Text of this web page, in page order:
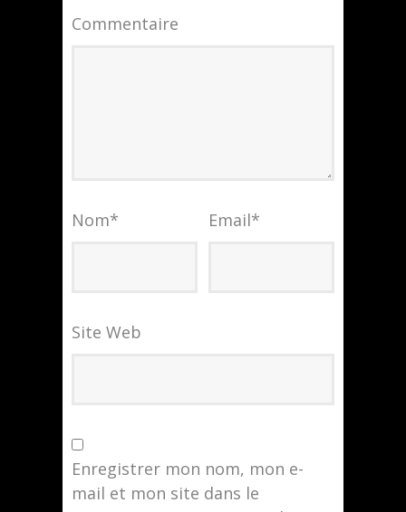
Commentaire
Nom* Email*
Site Web
Enregistrer mon nom, mon e-
mail et mon site dans le